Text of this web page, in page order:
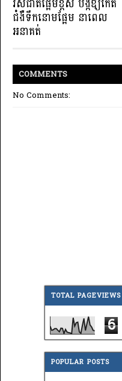
ជំងឺទឹកនោមផ្អែម នាពេល
អនាគត់
COMMENTS
No Comments:
TOTAL PAGEVIEWS
6
POPULAR POSTS